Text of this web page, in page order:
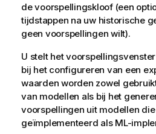
de voorspellingskloof (een
tijdstappen na uw historische
geen voorspellingen wilt).
U stelt het
bij het configureren van een
waarden worden zowel
van modellen als bij het
voorspellingen uit modellen
geïmplementeerd als ML-